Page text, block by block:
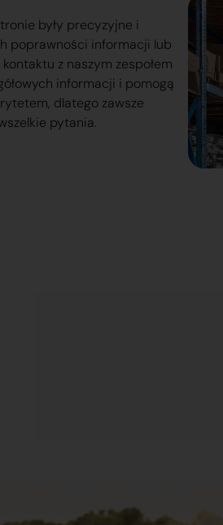
były precyzyjne i
poprawności informacji lub
z naszym zespołem
informacji i pomogą
dlatego zawsze
pytania.